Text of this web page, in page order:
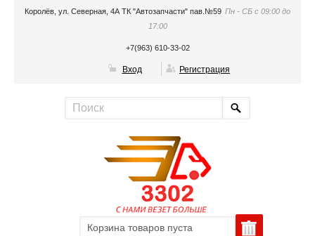
Королёв, ул. Северная, 4А ТК "Автозапчасти" пав.№59 Пн - СБ с 09:00 до
17:00
+7(963) 610-33-02
Вход Регистрация
Корзина товаров пуста